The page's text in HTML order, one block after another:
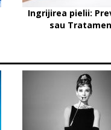
Ingrijirea pielii:
sau